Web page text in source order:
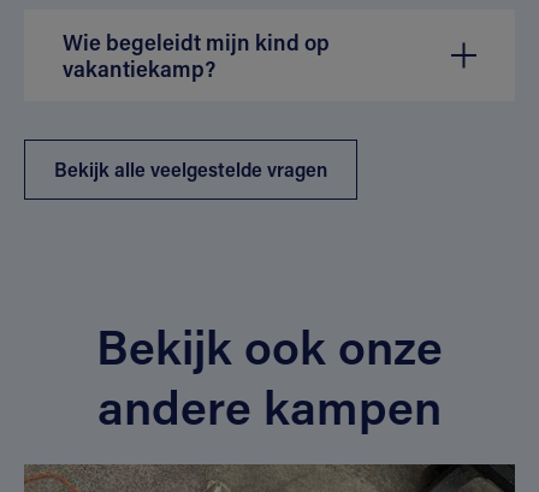
Wie begeleidt mijn kind op
vakantiekamp?
Bekijk alle veelgestelde vragen
Bekijk ook onze
andere kampen